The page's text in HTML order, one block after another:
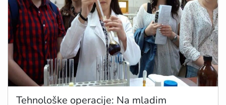
Tehnološke operacije: Na mladim